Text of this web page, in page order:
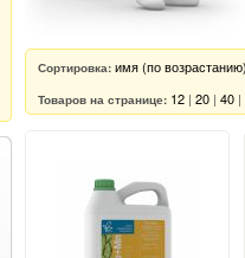
Сортировка: имя (по
Товаров на странице: 12 | 20 | 40 |